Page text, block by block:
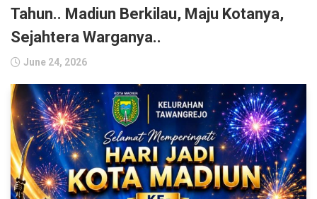
Tahun.. Madiun Berkilau, Maju Kotanya,
Sejahtera Warganya..
June 24, 2026